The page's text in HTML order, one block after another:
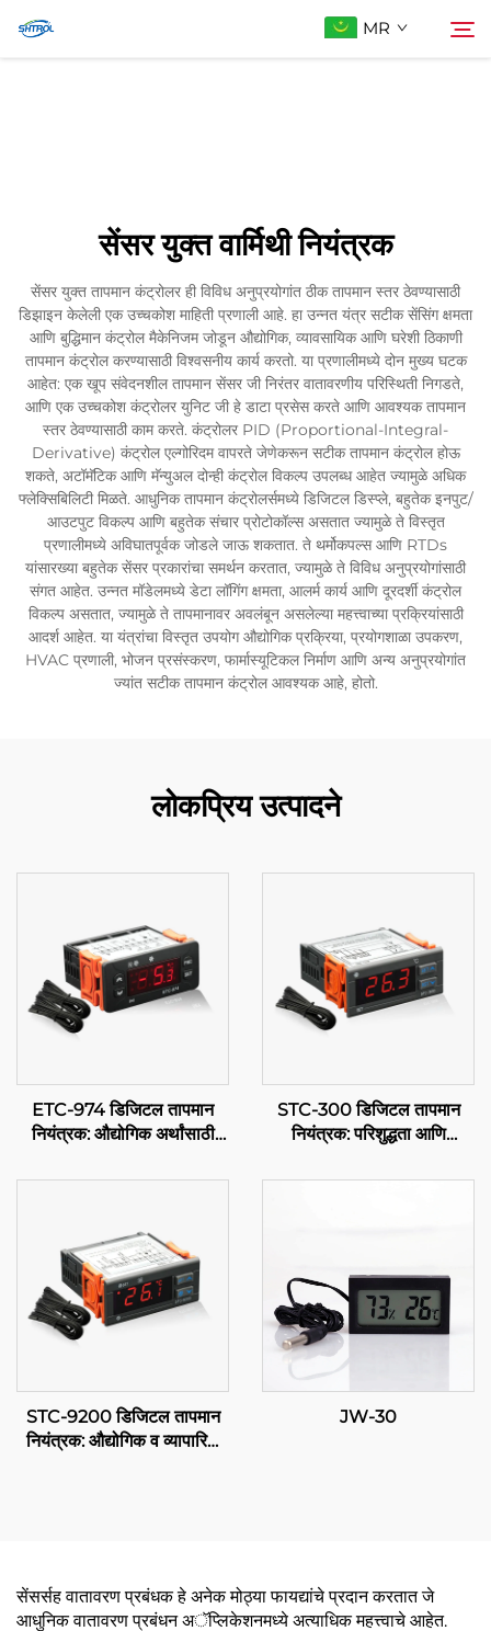
MR
सेंसर युक्त वार्मिथी नियंत्रक
सेंसर युक्त तापमान कंट्रोलर ही विविध अनुप्रयोगांत ठीक तापमान स्तर ठेवण्यासाठी
डिझाइन केलेली एक उच्चकोश माहिती प्रणाली आहे. हा उन्नत यंत्र सटीक सेंसिंग क्षमता
आणि बुद्धिमान कंट्रोल मैकेनिजम जोडून औद्योगिक, व्यावसायिक आणि घरेशी ठिकाणी
तापमान कंट्रोल करण्यासाठी विश्वसनीय कार्य करतो. या प्रणालीमध्ये दोन मुख्य घटक
आहेत: एक खूप संवेदनशील तापमान सेंसर जी निरंतर वातावरणीय परिस्थिती निगडते,
आणि एक उच्चकोश कंट्रोलर युनिट जी हे डाटा प्रसेस करते आणि आवश्यक तापमान
स्तर ठेवण्यासाठी काम करते. कंट्रोलर PID (Proportional-Integral-
Derivative) कंट्रोल एल्गोरिदम वापरते जेणेकरून सटीक तापमान कंट्रोल होऊ
शकते, अटॉमॅटिक आणि मॅन्युअल दोन्ही कंट्रोल विकल्प उपलब्ध आहेत ज्यामुळे अधिक
फ्लेक्सिबिलिटी मिळते. आधुनिक तापमान कंट्रोलर्समध्ये डिजिटल डिस्प्ले, बहुतेक इनपुट/
आउटपुट विकल्प आणि बहुतेक संचार प्रोटोकॉल्स असतात ज्यामुळे ते विस्तृत
प्रणालीमध्ये अविघातपूर्वक जोडले जाऊ शकतात. ते थर्मोकपल्स आणि RTDs
यांसारख्या बहुतेक सेंसर प्रकारांचा समर्थन करतात, ज्यामुळे ते विविध अनुप्रयोगांसाठी
संगत आहेत. उन्नत मॉडेलमध्ये डेटा लॉगिंग क्षमता, आलर्म कार्य आणि दूरदर्शी कंट्रोल
विकल्प असतात, ज्यामुळे ते तापमानावर अवलंबून असलेल्या महत्त्वाच्या प्रक्रियांसाठी
आदर्श आहेत. या यंत्रांचा विस्तृत उपयोग औद्योगिक प्रक्रिया, प्रयोगशाळा उपकरण,
HVAC प्रणाली, भोजन प्रसंस्करण, फार्मास्यूटिकल निर्माण आणि अन्य अनुप्रयोगांत
ज्यांत सटीक तापमान कंट्रोल आवश्यक आहे, होतो.
लोकप्रिय उत्पादने
ETC-974 डिजिटल तापमान
नियंत्रक: औद्योगिक अर्थांसाठी
नियंत्रण
STC-300 डिजिटल तापमान
नियंत्रक: परिशुद्धता आणि
प्रबंधनासाठी
STC-9200 डिजिटल तापमान
नियंत्रक: औद्योगिक व व्यापारिक
JW-30
सेंसर्सह वातावरण प्रबंधक हे अनेक मोठ्या फायद्यांचे प्रदान करतात जे
आधुनिक वातावरण प्रबंधन अॅप्लिकेशनमध्ये अत्याधिक महत्त्वाचे आहेत.